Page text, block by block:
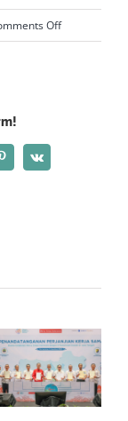
Offon
Sapi
PinterestVk